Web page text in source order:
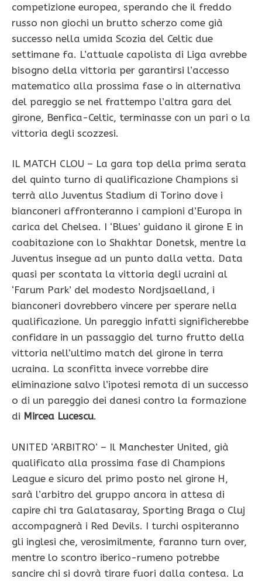
competizione europea, sperando che il freddo
russo non giochi un brutto scherzo come già
successo nella umida Scozia del Celtic due
settimane fa. L’attuale capolista di Liga avrebbe
bisogno della vittoria per garantirsi l’accesso
matematico alla prossima fase o in alternativa
del pareggio se nel frattempo l’altra gara del
girone, Benfica-Celtic, terminasse con un pari o la
vittoria degli scozzesi.
IL MATCH CLOU – La gara top della prima serata
del quinto turno di qualificazione Champions si
terrà allo Juventus Stadium di Torino dove i
bianconeri affronteranno i campioni d’Europa in
carica del Chelsea. I ‘Blues’ guidano il girone E in
coabitazione con lo Shakhtar Donetsk, mentre la
Juventus insegue ad un punto dalla vetta. Data
quasi per scontata la vittoria degli ucraini al
‘Farum Park’ del modesto Nordjsaelland, i
bianconeri dovrebbero vincere per sperare nella
qualificazione. Un pareggio infatti significherebbe
confidare in un passaggio del turno frutto della
vittoria nell’ultimo match del girone in terra
ucraina. La sconfitta invece vorrebbe dire
eliminazione salvo l’ipotesi remota di un successo
o di un pareggio dei danesi contro la formazione
di Mircea Lucescu.
UNITED ‘ARBITRO’ – Il Manchester United, già
qualificato alla prossima fase di Champions
League e sicuro del primo posto nel girone H,
sarà l’arbitro del gruppo ancora in attesa di
capire chi tra Galatasaray, Sporting Braga o Cluj
accompagnerà i Red Devils. I turchi ospiteranno
gli inglesi che, verosimilmente, faranno turn over,
mentre lo scontro iberico-rumeno potrebbe
sancire chi si dovrà tirare fuori dalla contesa. La